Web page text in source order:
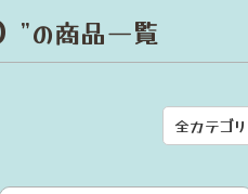
”の商品一覧